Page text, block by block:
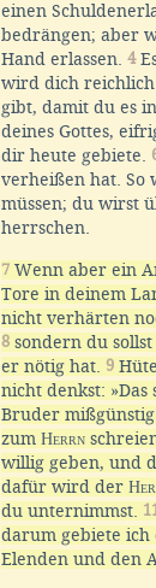
einen
bedrängen; aber
Hand erlassen. 4
wird dich reichlich
gibt, damit du es
deines Gottes,
dir heute gebiete.
verheißen hat. So
müssen; du wirst
herrschen.
7 Wenn aber ein
Tore in deinem
nicht verhärten
8 sondern du
er nötig hat. 9
nicht denkst:
Bruder
zum Herrn
willig geben, und
dafür wird der
du unternimmst.
darum gebiete
Elenden und den